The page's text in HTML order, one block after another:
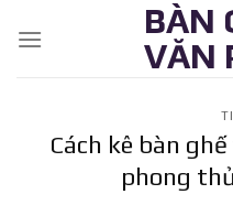
BÀN
VĂN
Cách kê bàn
phong